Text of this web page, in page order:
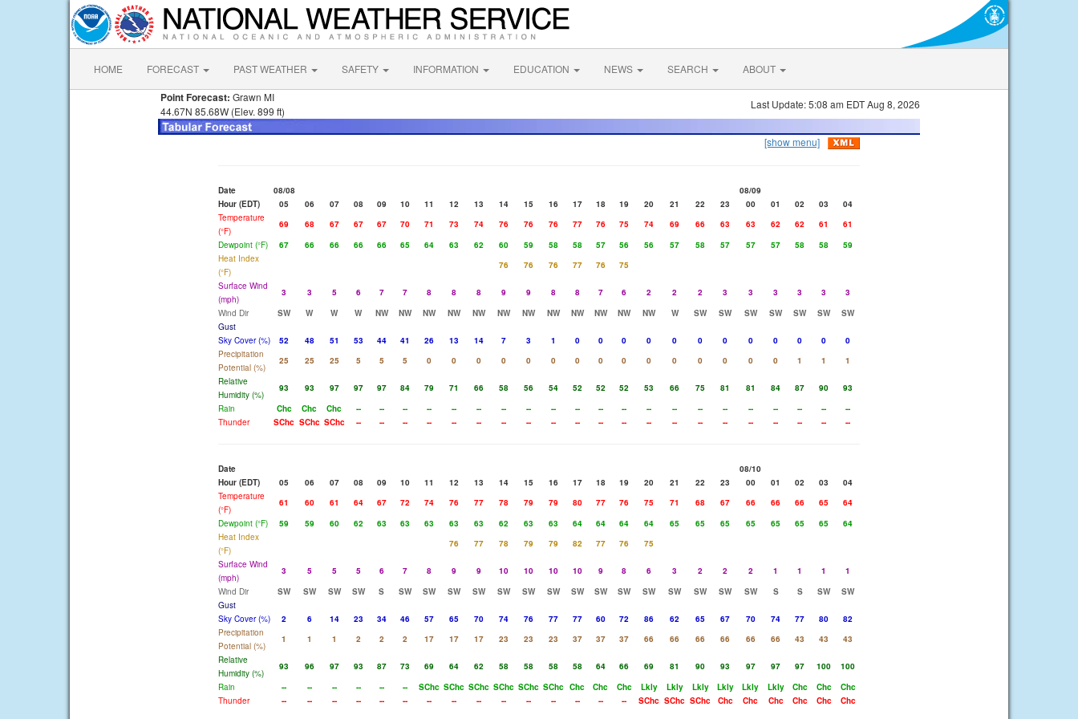
HOME FORECAST PAST WEATHER SAFETY INFORMATION EDUCATION NEWS SEARCH ABOUT
Point Forecast: Grawn MI
44.67N 85.68W (Elev. 899 ft)
Last Update: 5:08 am EDT Aug 8, 2026
[show menu]
Date 08/08
08/09
Hour (EDT)
05 06 07 08 09 10 11 12 13 14 15 16 17 18 19 20 21 22 23 00 01 02 03
04
Temperature
(°F)
69 68 67 67 67 70 71 73 74 76 76 76 77 76 75 74 69 66 63 63 62 62 61
61
Dewpoint (°F)
67 66 66 66 66 65 64 63 62 60 59 58 58 57 56 56 57 58 57 57 57 58 58
59
Heat Index
(°F)
76 76 76 77 76
75
Surface Wind
(mph)
3 3 5 6 7 7 8 8 8 9 9 8 8 7 6 2 2 2 3 3 3 3 3
3
Wind Dir
SW W W W NW NW NW NW NW NW NW NW NW NW NW NW W SW SW SW SW SW SW
SW
Gust
Sky Cover (%)
52 48 51 53 44 41 26 13 14 7 3 1 0 0 0 0 0 0 0 0 0 0 0
0
Precipitation
Potential (%)
25 25 25 5 5 5 0 0 0 0 0 0 0 0 0 0 0 0 0 0 0 1 1
1
Relative
Humidity (%)
93 93 97 97 97 84 79 71 66 58 56 54 52 52 52 53 66 75 81 81 84 87 90
93
Rain
Chc Chc Chc -- -- -- -- -- -- -- -- -- -- -- -- -- -- -- -- -- -- -- --
--
Thunder
SChc SChc SChc -- -- -- -- -- -- -- -- -- -- -- -- -- -- -- -- -- -- -- -- --
Date
08/10
Hour (EDT)
05 06 07 08 09 10 11 12 13 14 15 16 17 18 19 20 21 22 23 00 01 02 03
04
Temperature
(°F)
61 60 61 64 67 72 74 76 77 78 79 79 80 77 76 75 71 68 67 66 66 66 65
64
Dewpoint (°F)
59 59 60 62 63 63 63 63 63 62 63 63 64 64 64 64 65 65 65 65 65 65 65
64
Heat Index
(°F)
76 77 78 79 79 82 77 76
75
Surface Wind
(mph)
3 5 5 5 6 7 8 9 9 10 10 10 10 9 8 6 3 2 2 2 1 1 1
1
Wind Dir
SW SW SW SW S SW SW SW SW SW SW SW SW SW SW SW SW SW SW SW S S SW
SW
Gust
Sky Cover (%)
2 6 14 23 34 46 57 65 70 74 76 77 77 60 72 86 62 65 67 70 74 77 80
82
Precipitation
Potential (%)
1 1 1 2 2 2 17 17 17 23 23 23 37 37 37 66 66 66 66 66 66 43 43
43
Relative
Humidity (%)
93 96 97 93 87 73 69 64 62 58 58 58 58 64 66 69 81 90 93 97 97 97 100
100
Rain
-- -- -- -- -- -- SChc SChc SChc SChc SChc SChc Chc Chc Chc Lkly Lkly Lkly Lkly Lkly Lkly Chc Chc
Chc
Thunder
-- -- -- -- -- -- -- -- -- -- -- -- -- -- -- SChc SChc SChc Chc Chc Chc Chc Chc Chc